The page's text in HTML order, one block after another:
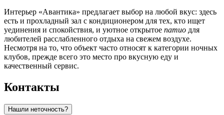
Интерьер «Авантика» предлагает выбор на любой вкус: здесь
есть и прохладный зал с кондиционером для тех, кто ищет
уединения и спокойствия, и уютное открытое патио для
любителей расслабленного отдыха на свежем воздухе.
Несмотря на то, что объект часто относят к категории ночных
клубов, прежде всего это место про вкусную еду и
качественный сервис.
Контакты
Нашли неточность?